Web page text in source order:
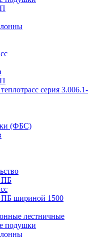
серия 3.006.1-
(ФБС)
ПБ
шириной 1500
лестничные
подушки